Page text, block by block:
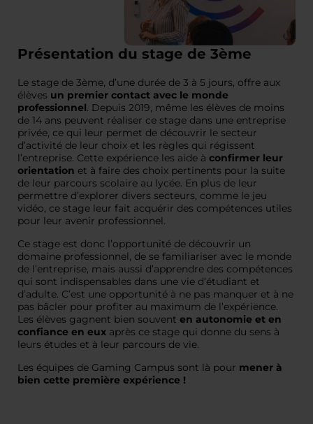
Présentation du stage de 3ème
Le stage de 3ème, d’une durée de 3 à 5 jours, offre aux
élèves un premier contact avec le monde
professionnel. Depuis 2019, même les élèves de moins
de 14 ans peuvent réaliser ce stage dans une entreprise
privée, ce qui leur permet de découvrir le secteur
d’activité de leur choix et les règles qui régissent
l’entreprise. Cette expérience les aide à confirmer leur
orientation et à faire des choix pertinents pour la suite
de leur parcours scolaire au lycée. En plus de leur
permettre d’explorer divers secteurs, comme le jeu
vidéo, ce stage leur fait acquérir des compétences utiles
pour leur avenir professionnel.
Ce stage est donc l’opportunité de découvrir un
domaine professionnel, de se familiariser avec le monde
de l’entreprise, mais aussi d’apprendre des compétences
qui sont indispensables dans une vie d’étudiant et
d’adulte. C’est une opportunité à ne pas manquer et à ne
pas bâcler pour profiter au maximum de l’expérience.
Les élèves gagnent bien souvent en autonomie et en
confiance en eux après ce stage qui donne du sens à
leurs études et à leur parcours de vie.
Les équipes de Gaming Campus sont là pour mener à
bien cette première expérience !